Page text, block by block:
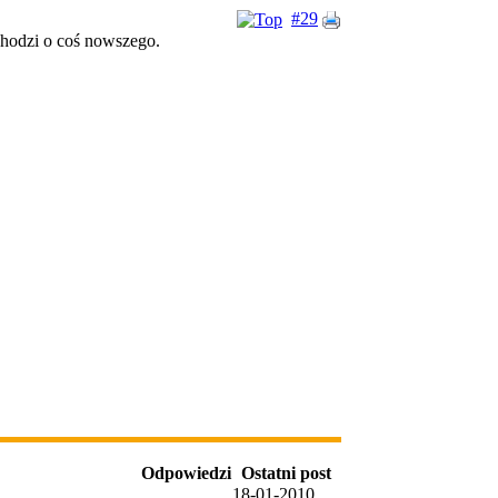
#29
o coś nowszego.
Odpowiedzi Ostatni post
18-01-2010